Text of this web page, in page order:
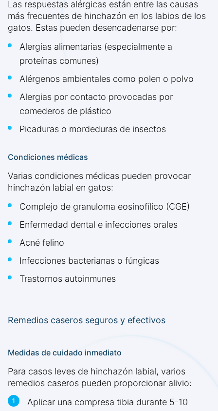
Las respuestas alérgicas están entre las causas
más frecuentes de hinchazón en los labios de los
gatos. Estas pueden desencadenarse por:
Alergias alimentarias (especialmente a
proteínas comunes)
Alérgenos ambientales como polen o polvo
Alergias por contacto provocadas por
comederos de plástico
Picaduras o mordeduras de insectos
Condiciones médicas
Varias condiciones médicas pueden provocar
hinchazón labial en gatos:
Complejo de granuloma eosinofílico (CGE)
Enfermedad dental e infecciones orales
Acné felino
Infecciones bacterianas o fúngicas
Trastornos autoinmunes
Remedios caseros seguros y efectivos
Medidas de cuidado inmediato
Para casos leves de hinchazón labial, varios
remedios caseros pueden proporcionar alivio:
Aplicar una compresa tibia durante 5-10